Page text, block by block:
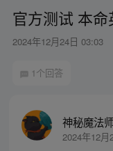
官方测试 本
2024年12月24日 03:03
1个回答
神秘魔法
2024年12月